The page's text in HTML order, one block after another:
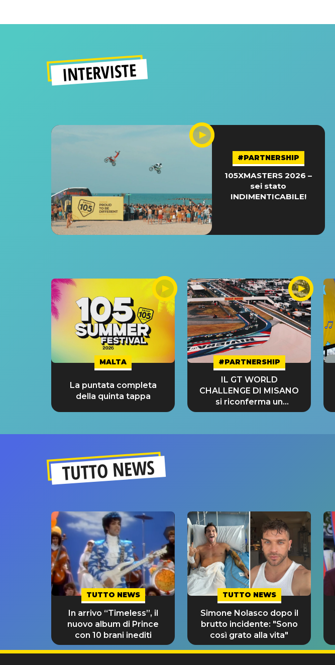
INTERVISTE
#PARTNERSHIP
105XMASTERS 2026 –
sei stato
INDIMENTICABILE!
MALTA
La puntata completa
della quinta tappa
#PARTNERSHIP
IL GT WORLD
CHALLENGE DI MISANO
si riconferma un
GRANDE SUCCESSO!
TUTTO NEWS
TUTTO NEWS
In arrivo “Timeless”, il
nuovo album di Prince
con 10 brani inediti
TUTTO NEWS
Simone Nolasco dopo il
brutto incidente: "Sono
così grato alla vita"